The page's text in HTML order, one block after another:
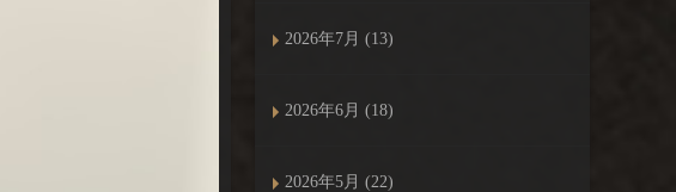
2026年7月 (13)
2026年6月 (18)
2026年5月 (22)